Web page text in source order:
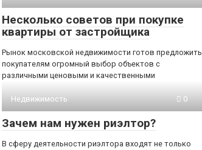
Несколько советов при покупке
квартиры от застройщика
Рынок московской недвижимости готов предложить
покупателям огромный выбор объектов с
различными ценовыми и качественными
Недвижимость 0
Зачем нам нужен риэлтор?
В сферу деятельности риэлтора входят не только